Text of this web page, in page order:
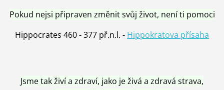
Pokud nejsi připraven změnit svůj život, není ti pomoci
Hippocrates 460 - 377 př.n.l. - Hippokratova přísaha
Jsme tak živí a zdraví, jako je živá a zdravá strava,